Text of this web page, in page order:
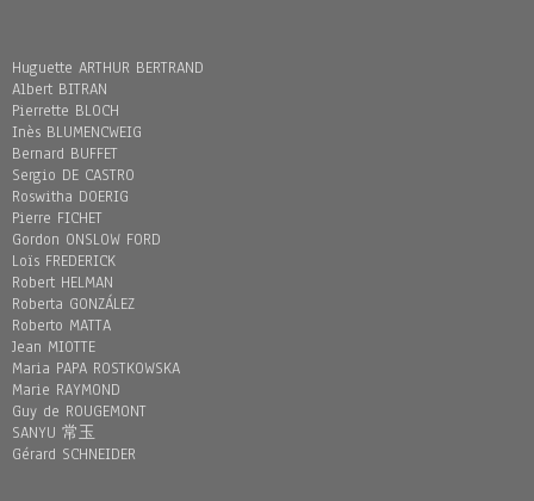
Huguette ARTHUR BERTRAND
Albert BITRAN
Pierrette BLOCH
Inès BLUMENCWEIG
Bernard BUFFET
Sergio DE CASTRO
Roswitha DOERIG
Pierre FICHET
Gordon ONSLOW FORD
Loïs FREDERICK
Robert HELMAN
Roberta GONZÁLEZ
Roberto MATTA
Jean MIOTTE
Maria PAPA ROSTKOWSKA
Marie RAYMOND
Guy de ROUGEMONT
SANYU 常玉
Gérard SCHNEIDER